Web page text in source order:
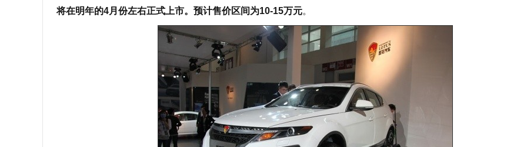
将在明年的4月份左右正式上市。预计售价区间为10-15万元。